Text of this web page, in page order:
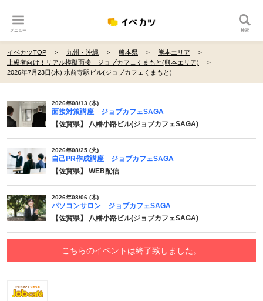
メニュー 検索
イベカツTOP 九州・沖縄 熊本県
熊本エリア
上級者向け！リアル模擬面接 ジョブカフェくまもと(熊本エリア)
2026年7月23日(木) 水前寺駅ビル(ジョブカフェくまもと)
2026年08/13 (木)
面接対策講座 ジョブカフェSAGA
【佐賀県】 八幡小路ビル(ジョブカフェSAGA)
2026年08/25 (火)
自己PR作成講座 ジョブカフェSAGA
【佐賀県】 WEB配信
2026年08/06 (木)
パソコンサロン ジョブカフェSAGA
【佐賀県】 八幡小路ビル(ジョブカフェSAGA)
こちらのイベントは終了致しました。